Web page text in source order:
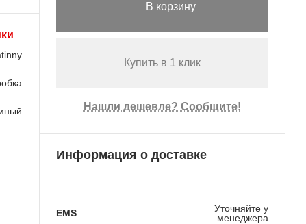
В корзину
Купить в 1 клик
Нашли дешевле? Сообщите!
Информация о доставке
EMS
Уточняйте у
менеджера